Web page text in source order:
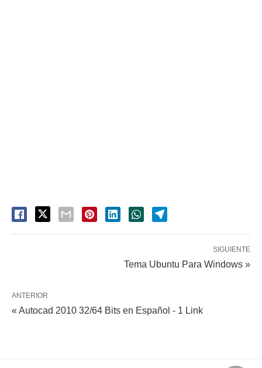
SIGUIENTE
Tema Ubuntu Para Windows »
ANTERIOR
« Autocad 2010 32/64 Bits en Español - 1 Link